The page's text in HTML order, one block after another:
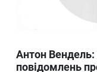
Антон Вендель:
повідомлень